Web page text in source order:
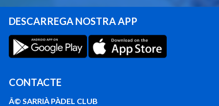
DESCARREGA NOSTRA APP
CONTACTE
Â© SARRIÀ PÀDEL CLUB